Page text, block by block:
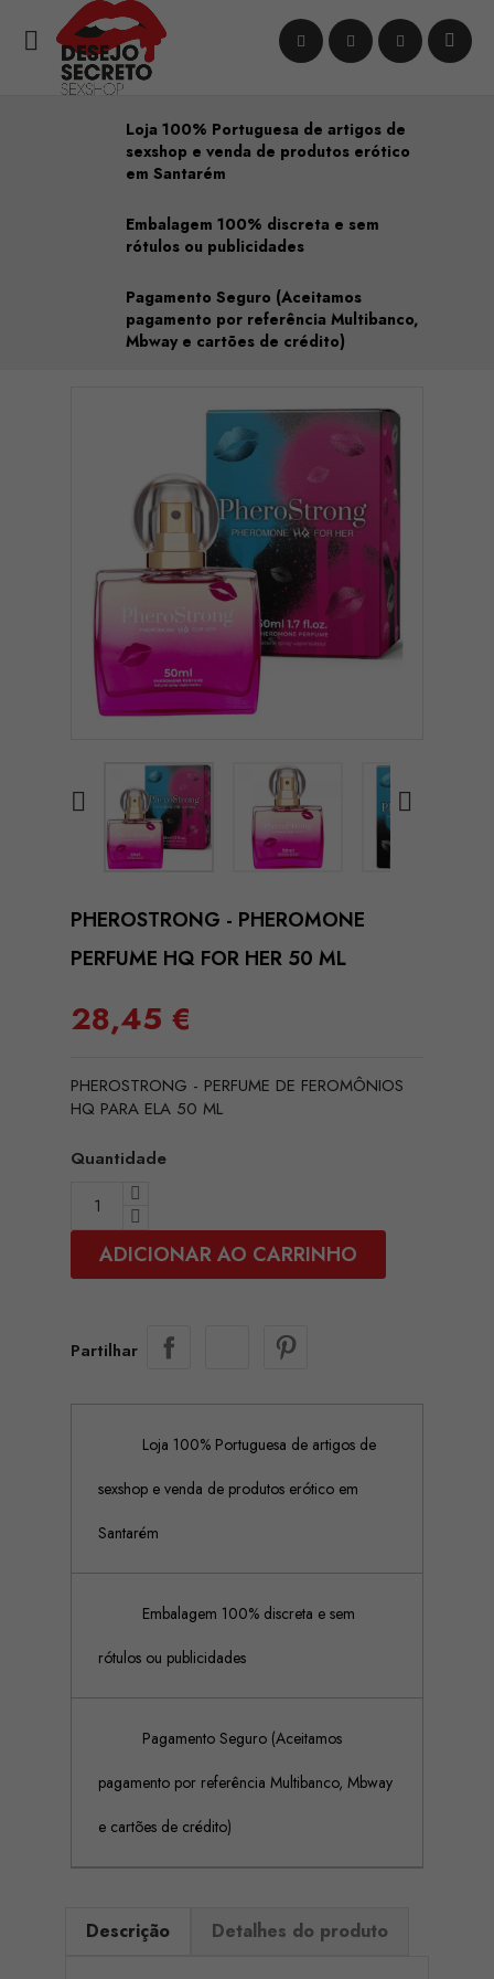

Loja 100% Portuguesa de artigos de
sexshop e venda de produtos erótico
em Santarém
Embalagem 100% discreta e sem
rótulos ou publicidades
Pagamento Seguro (Aceitamos
pagamento por referência Multibanco,
Mbway e cartões de crédito)
 
PHEROSTRONG - PHEROMONE
PERFUME HQ FOR HER 50 ML
28,45 €
PHEROSTRONG - PERFUME DE FEROMÔNIOS
HQ PARA ELA 50 ML
Quantidade
ADICIONAR AO CARRINHO
Partilhar
Loja 100% Portuguesa de artigos de
sexshop e venda de produtos erótico em
Santarém
Embalagem 100% discreta e sem
rótulos ou publicidades
Pagamento Seguro (Aceitamos
pagamento por referência Multibanco, Mbway
e cartões de crédito)
Descrição Detalhes do produto